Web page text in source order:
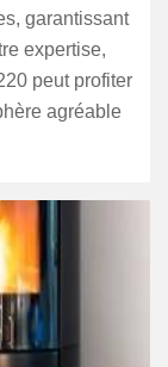
garantissant
expertise,
peut profiter
agréable